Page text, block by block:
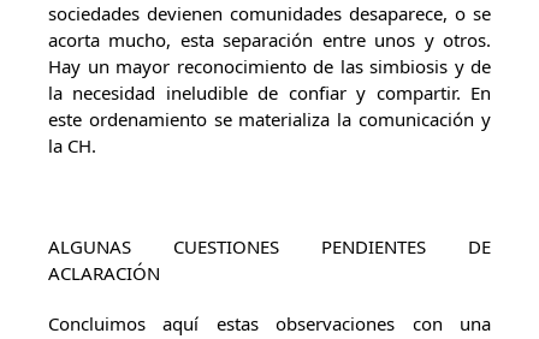
sociedades devienen comunidades desaparece, o se
acorta mucho, esta separación entre unos y otros.
Hay un mayor reconocimiento de las simbiosis y de
la necesidad ineludible de confiar y compartir. En
este ordenamiento se materializa la comunicación y
la CH.
ALGUNAS CUESTIONES PENDIENTES DE
ACLARACIÓN
Concluimos aquí estas observaciones con una